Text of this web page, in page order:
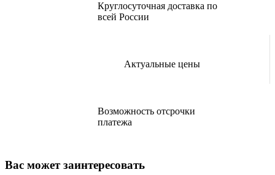
Круглосуточная доставка по
всей России
Актуальные цены
Возможность отсрочки
платежа
Вас может заинтересовать